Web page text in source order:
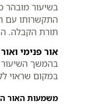
בשיעור מובהר
התקשרותו עם
תורת הקבלה.
אור פנימי
בהמשך השיעור
במקום שראוי
משמעות האור